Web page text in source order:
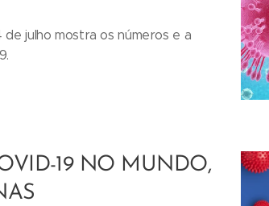
de julho mostra os números e a
19 NO MUNDO,